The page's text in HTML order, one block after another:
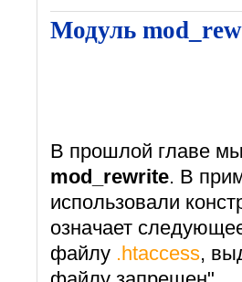
Модуль
В прошлой главе
mod_rewrite. В
использовали
означает
файлу .htaccess,